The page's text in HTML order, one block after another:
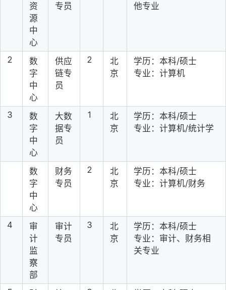
资
源
中
心
专员
他专业
2
数
字
中
心
供应
链专
员
2
北
京
学历：本科/硕士
专业：计算机
3
数
字
中
心
大数
据专
员
1
北
京
学历：本科/硕士
专业：计算机/统计学
数
字
中
心
财务
专员
2
北
京
学历：本科/硕士
专业：计算机/财务
4
审
计
监
察
部
审计
专员
3
北
京
学历：本科/硕士
专业：审计、财务相
关专业